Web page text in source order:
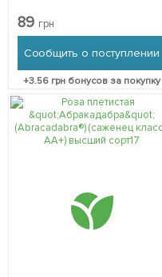
89 грн
Сообщить о поступлении
+3.56 грн бонусов за покупку